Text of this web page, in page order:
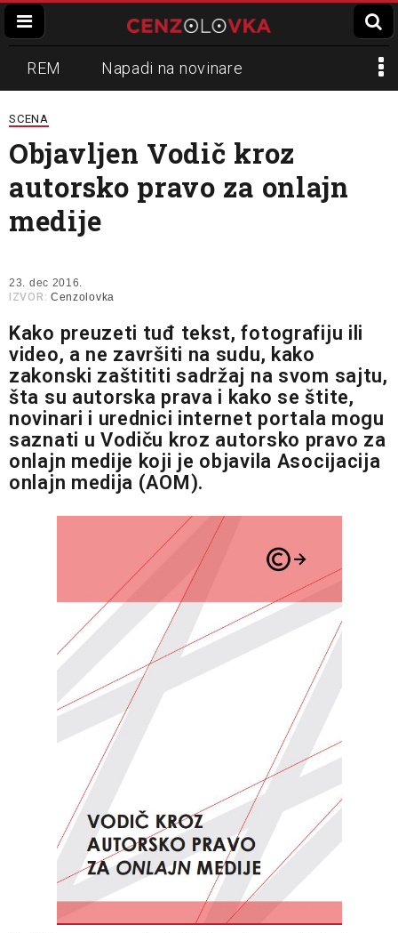
REM Napadi na novinare
Zvučni top
Propaganda Lokalni mediji
Informer Slavko Ćuruvija
SCENA
Objavljen Vodič kroz
autorsko pravo za onlajn
medije
23. dec 2016.
IZVOR: Cenzolovka
Kako preuzeti tuđ tekst, fotografiju ili
video, a ne završiti na sudu, kako
zakonski zaštititi sadržaj na svom sajtu,
šta su autorska prava i kako se štite,
novinari i urednici internet portala mogu
saznati u Vodiču kroz autorsko pravo za
onlajn medije koji je objavila Asocijacija
onlajn medija (AOM).